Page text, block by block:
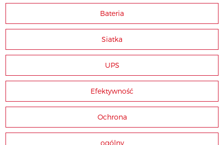
Bateria
Siatka
UPS
Efektywność
Ochrona
ogólny